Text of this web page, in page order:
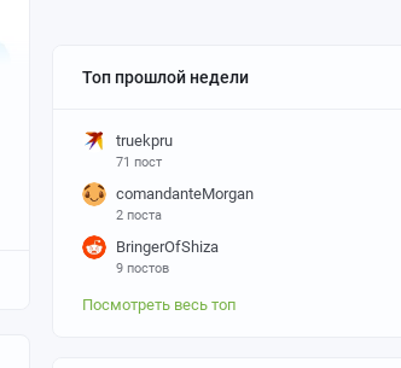
Топ прошлой недели
truekpru
71 пост
comandanteMorgan
2 поста
BringerOfShiza
9 постов
Посмотреть весь топ